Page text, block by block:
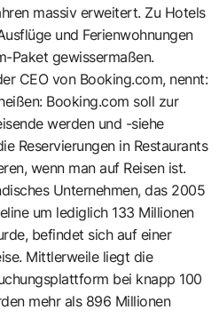
massiv erweitert. Zu Hotels
und Ferienwohnungen
Paket gewissermaßen.
CEO von Booking.com, nennt:
Booking.com soll zur
werden und -siehe
Reservierungen in Restaurants
wenn man auf Reisen ist.
Unternehmen, das 2005
um lediglich 133 Millionen
befindet sich auf einer
Mittlerweile liegt die
bei knapp 100
mehr als 896 Millionen